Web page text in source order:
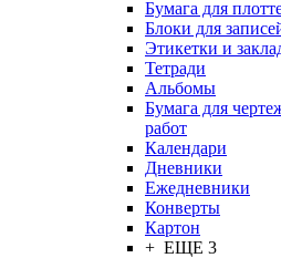
Бумага для
Блоки для
Этикетки и
Тетради
Альбомы
Бумага для
работ
Календари
Дневники
Ежедневники
Конверты
Картон
+ ЕЩЕ 3